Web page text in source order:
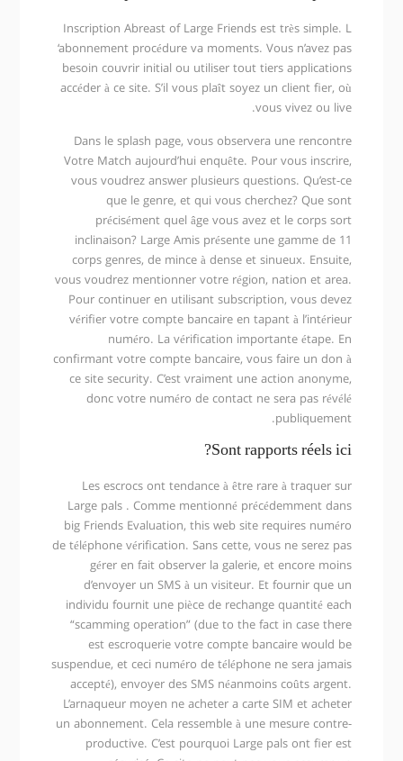
Inscription Abreast of Large Friends est très simple. L
‘abonnement procédure va moments. Vous n’avez pas
besoin couvrir initial ou utiliser tout tiers applications
accéder à ce site. S’il vous plaît soyez un client fier, où
vous vivez ou live.
Dans le splash page, vous observera une rencontre
Votre Match aujourd’hui enquête. Pour vous inscrire,
vous voudrez answer plusieurs questions. Qu’est-ce
que le genre, et qui vous cherchez? Que sont
précisément quel âge vous avez et le corps sort
inclinaison? Large Amis présente une gamme de 11
corps genres, de mince à dense et sinueux. Ensuite,
vous voudrez mentionner votre région, nation et area.
Pour continuer en utilisant subscription, vous devez
vérifier votre compte bancaire en tapant à l’intérieur
numéro. La vérification importante étape. En
confirmant votre compte bancaire, vous faire un don à
ce site security. C’est vraiment une action anonyme,
donc votre numéro de contact ne sera pas révélé
publiquement.
Sont rapports réels ici?
Les escrocs ont tendance à être rare à traquer sur
Large pals . Comme mentionné précédemment dans
big Friends Evaluation, this web site requires numéro
de téléphone vérification. Sans cette, vous ne serez pas
gérer en fait observer la galerie, et encore moins
d’envoyer un SMS à un visiteur. Et fournir que un
individu fournit une pièce de rechange quantité each
“scamming operation” (due to the fact in case there
est escroquerie votre compte bancaire would be
suspendue, et ceci numéro de téléphone ne sera jamais
accepté), envoyer des SMS néanmoins coûts argent.
L’arnaqueur moyen ne acheter a carte SIM et acheter
un abonnement. Cela ressemble à une mesure contre-
productive. C’est pourquoi Large pals ont fier est